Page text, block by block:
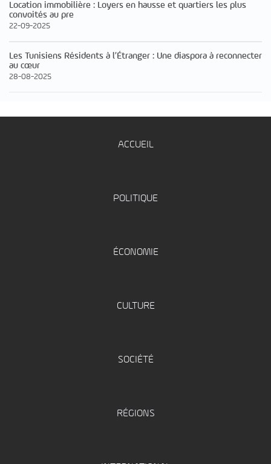
Location immobilière : Loyers en hausse et quartiers les plus
convoités au pre
22-09-2025
Les Tunisiens Résidents à l’Étranger : Une diaspora à reconnecter
au cœur
28-08-2025
ACCUEIL
POLITIQUE
ÉCONOMIE
CULTURE
SOCIÉTÉ
RÉGIONS